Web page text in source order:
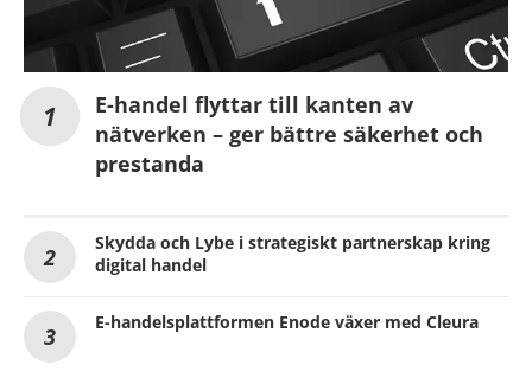
E-handel flyttar till kanten av
nätverken – ger bättre säkerhet och
prestanda
Skydda och Lybe i strategiskt partnerskap kring
digital handel
E-handelsplattformen Enode växer med Cleura